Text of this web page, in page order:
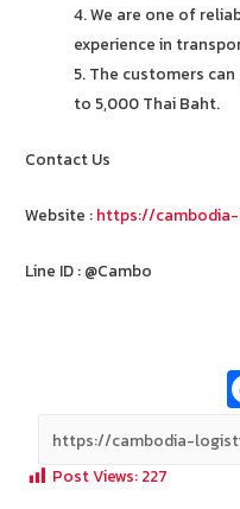
4. We are one of
experience in
5. The customers
to 5,000 Thai Baht.
Contact Us
Website : https://
Line ID : @Cambo
Post Views: 227